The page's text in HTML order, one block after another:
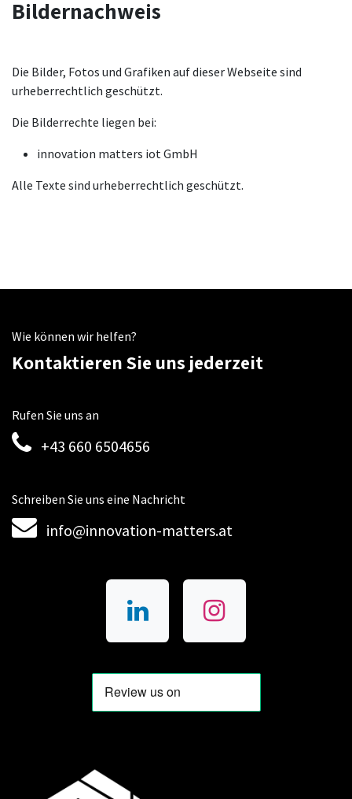
Bildernachweis
Die Bilder, Fotos und Grafiken auf dieser Webseite sind
urheberrechtlich geschützt.
Die Bilderrechte liegen bei:
innovation matters iot GmbH
Alle Texte sind urheberrechtlich geschützt.
Wie können wir helfen?
Kontaktieren Sie uns jederzeit
Rufen Sie uns an
+43 660 6504656
Schreiben Sie uns eine Nachricht
info@innovation-matters.at